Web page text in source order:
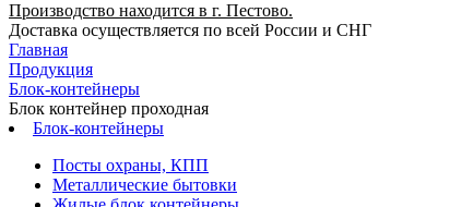
Производство находится в г. Пестово.
Доставка осуществляется по всей России и СНГ
Главная
Продукция
Блок-контейнеры
Блок контейнер проходная
Блок-контейнеры
Посты охраны, КПП
Металлические бытовки